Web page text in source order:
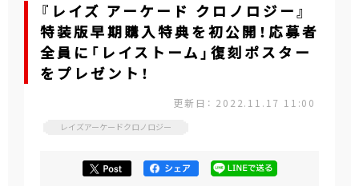
『レイズ アーケード クロノロジー』
特装版早期購入特典を初公開！応募者
全員に「レイストーム」復刻ポスター
をプレゼント！
更新日： 2022.11.17 11:00
レイズアーケードクロノロジー